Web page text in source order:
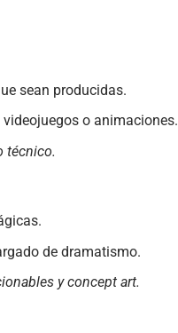
sean producidas.
o animaciones.
técnico.
de dramatismo.
y concept art.